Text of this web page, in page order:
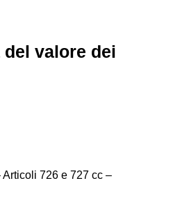
del valore dei
726 e 727 cc –